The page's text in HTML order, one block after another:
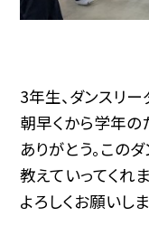
3年生、ダンスリ
朝早くから学年の
ありがとう。この
教えていってくれ
よろしくお願いしま